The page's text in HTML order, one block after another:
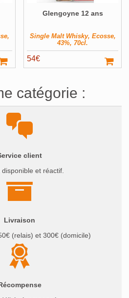
Glengoyne 12 ans
Single Malt Whisky, Ecosse,
43%, 70cl.
54€
catégorie :
client
disponible et réactif.
Livraison
(relais) et 300€ (domicile)